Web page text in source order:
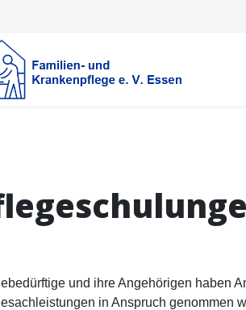
und ihre Angehörigen haben
in Anspruch genommen